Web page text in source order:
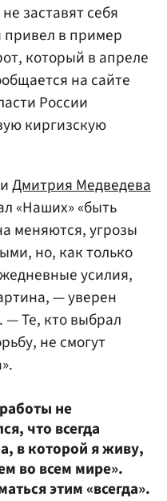
заставят себя
привел в пример
который в апреле
на сайте
России
киргизскую
иДмитрия Медведева
«Наших» «быть
меняются, угрозы
но, как только
усилия,
— уверен
Те, кто выбрал
не смогут
не
что всегда
в которой я живу,
во всем мире».
этим «всегда».